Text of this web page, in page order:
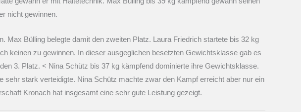
nicht gewinnen.
Max Bülling belegte damit den zweiten Platz. Laura Friedrich startete bis 32 kg
keinen zu gewinnen. In dieser ausgeglichen besetzten Gewichtsklasse gab es
3. Platz. < Nina Schütz bis 37 kg kämpfend dominierte ihre Gewichtsklasse.
stark verteidigte. Nina Schütz machte zwar den Kampf erreicht aber nur ein
Kronach hat insgesamt eine sehr gute Leistung gezeigt.